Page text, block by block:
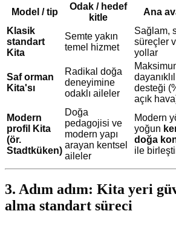
Model / tip
Odak / hedef
kitle
Ana
Klasik
standart
Kita
Semte yakın
temel hizmet
Sağlam,
süreçler
yollar
Saf orman
Kita'sı
Radikal doğa
deneyimine
odaklı aileler
desteği
açık
Modern
profil Kita
(ör.
Stadtküken)
Doğa
pedagojisi ve
modern yapı
arayan kentsel
aileler
Modern
yoğun
doğa
ile
3. Adım adım: Kita yeri
alma standart süreci